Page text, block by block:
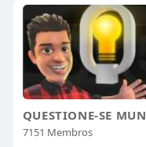
7151 Membros